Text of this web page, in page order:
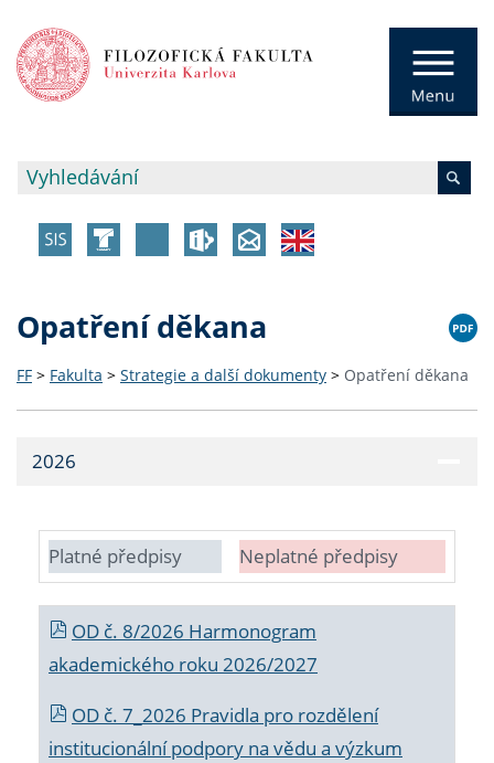
Opatření děkana
FF > Fakulta > Strategie a další dokumenty > Opatření děkana
2026
Platné předpisy Neplatné předpisy
OD č. 8/2026 Harmonogram
akademického roku 2026/2027
OD č. 7_2026 Pravidla pro rozdělení
institucionální podpory na vědu a výzkum